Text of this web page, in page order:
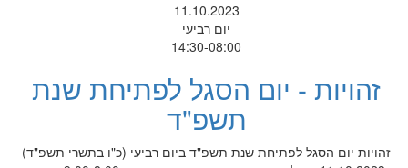
11.10.2023
יום רביעי
14:30-08:00
זהויות - יום הסגל לפתיחת שנת
תשפ"ד
זהויות יום הסגל לפתיחת שנת תשפ"ד ביום רביעי (כ"ו בתשרי תשפ"ד)